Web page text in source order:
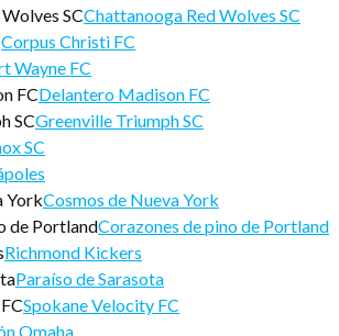
Chattanooga Red Wolves SC
Corpus Christi FC
Wayne FC
Delantero Madison FC
Greenville Triumph SC
SC
Cosmos de Nueva York
Corazones de pino de Portland
Richmond Kickers
Paraíso de Sarasota
Spokane Velocity FC
Omaha